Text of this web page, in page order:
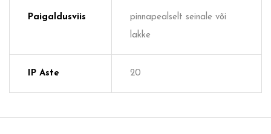
Paigaldusviis
pinnapealselt seinale või
lakke
IP Aste 20